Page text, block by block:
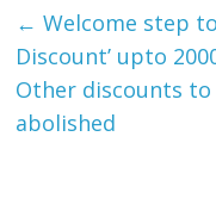
← Welcome step
Discount’ upto
Other discounts
abolished